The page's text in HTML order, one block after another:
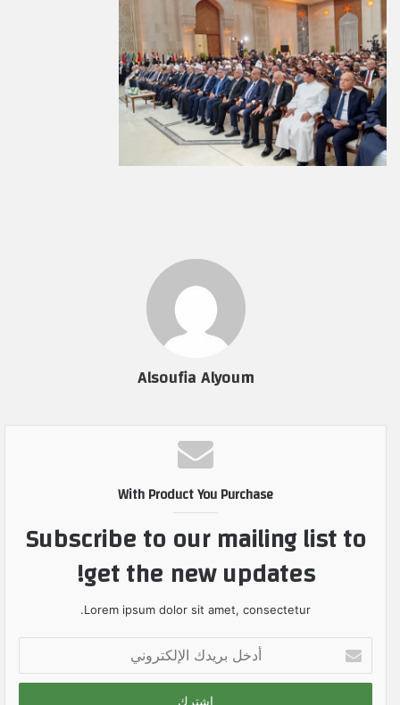
Alsoufia Alyoum
With Product You Purchase
Subscribe to our mailing list to
get the new updates!
Lorem ipsum dolor sit amet, consectetur.
خ